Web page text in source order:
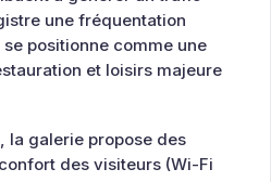
une fréquentation
positionne comme une
et loisirs majeure
la galerie propose des
des visiteurs (Wi-Fi